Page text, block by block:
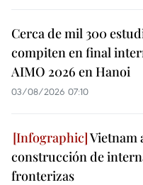
Cerca de mil 300
compiten en final
AIMO 2026 en Hanoi
03/08/2026 07:10
Vietnam
construcción de
fronterizas